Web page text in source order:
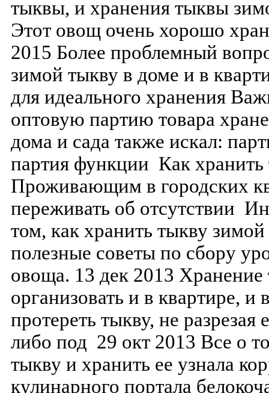
тыквы, и хранения тыквы
Этот овощ очень хорошо
2015 Более проблемный
зимой тыкву в доме и в
для идеального хранения
оптовую партию товара
дома и сада также искал:
партия функции Как хранить
Проживающим в городских
переживать об отсутствии
том, как хранить тыкву
полезные советы по сбору
овоща. 13 дек 2013
организовать и в квартире,
протереть тыкву, не
либо под 29 окт 2013 Все о
тыкву и хранить ее узнала
кулинарного портала